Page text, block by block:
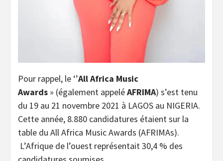
Pour rappel, le ‘’All Africa Music
Awards » (également appeléAFRIMA) s’est tenu
du 19 au 21 novembre 2021 à LAGOS au NIGERIA.
Cette année, 8.880 candidatures étaient sur la
table du All Africa Music Awards (AFRIMAs).
L’Afrique de l’ouest représentait 30,4 % des